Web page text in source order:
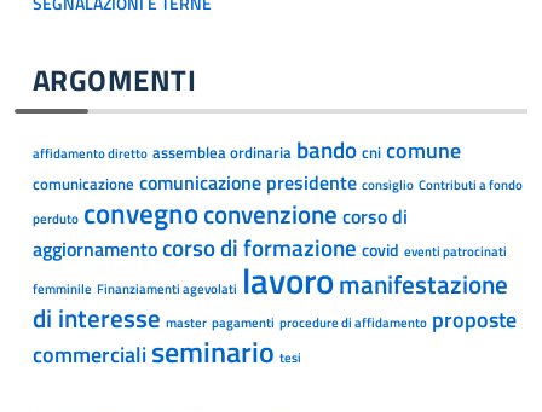
ARGOMENTI
affidamento diretto assemblea ordinaria bando cni comune
comunicazione comunicazione presidente consiglio Contributi a fondo
perduto convegnoconvenzione corso di
aggiornamentocorso di formazione covid eventi patrocinati
femminile Finanziamenti agevolati lavoromanifestazione
di interesse master pagamenti procedure di affidamento proposte
commercialiseminario tesi